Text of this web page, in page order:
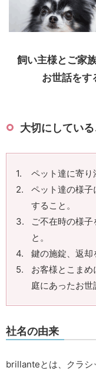
飼い主様とご家
お世話をす
大切にしている
ペット達に寄り
ペット達の様
すること。
ご不在時の様
と。
鍵の施錠、返却
お客様とこま
庭にあったお世
社名の由来
brillanteとは、クラシ